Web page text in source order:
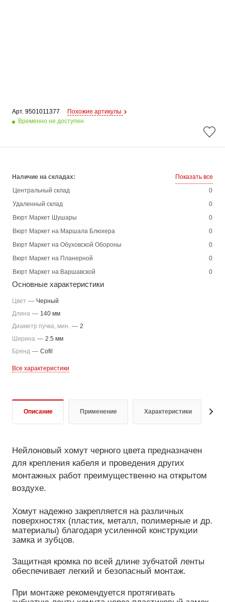
Арт. 9501011377
Похожие артикулы
Временно не доступен
Наличие на складах:
Показать все
Центральный склад
0
Удаленный склад
0
Вюрт Маркет Шушары
0
Вюрт Маркет на Маршала Блюхера
0
Вюрт Маркет на Обуховской Обороны
0
Вюрт Маркет на Планерной
0
Вюрт Маркет на Варшавской
0
Основные характеристики
Цвет — Черный
Длина — 140 мм
Диаметр пучка, мин. — 2
Ширина — 2.5 мм
Бренд — Cofil
Все характеристики
Описание Применение Характеристики
Нейлоновый хомут черного цвета предназначен
для крепления кабеля и проведения других
монтажных работ преимущественно на открытом
воздухе.
Хомут надежно закрепляется на различных
поверхностях (пластик, металл, полимерные и др.
материалы) благодаря усиленной конструкции
замка и зубцов.
Защитная кромка по всей длине зубчатой ленты
обеспечивает легкий и безопасный монтаж.
При монтаже рекомендуется протягивать